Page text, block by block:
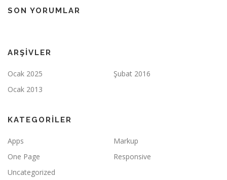
SON YORUMLAR
ARŞIVLER
Ocak 2025
Şubat 2016
Ocak 2013
KATEGORILER
Apps
Markup
One Page
Responsive
Uncategorized